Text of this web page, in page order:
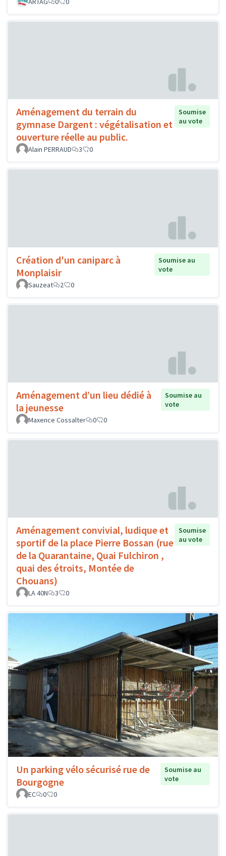
Aménagement du terrain du
gymnase Dargent : végétalisation et
ouverture réelle au public.
Soumise
au vote
Alain PERRAUD 3 0
Création d'un caniparc à
Monplaisir
Soumise au
vote
Sauzeat
2 0
Aménagement d’un lieu dédié à
la jeunesse
Soumise au
vote
Maxence Cossalter
0 0
Aménagement convivial, ludique et
sportif de la place Pierre Bossan (rue
de la Quarantaine, Quai Fulchiron ,
quai des étroits, Montée de
Chouans)
Soumise
au vote
LA 40N 3 0
Un parking vélo sécurisé rue de
Bourgogne
Soumise au
vote
EC
0 0